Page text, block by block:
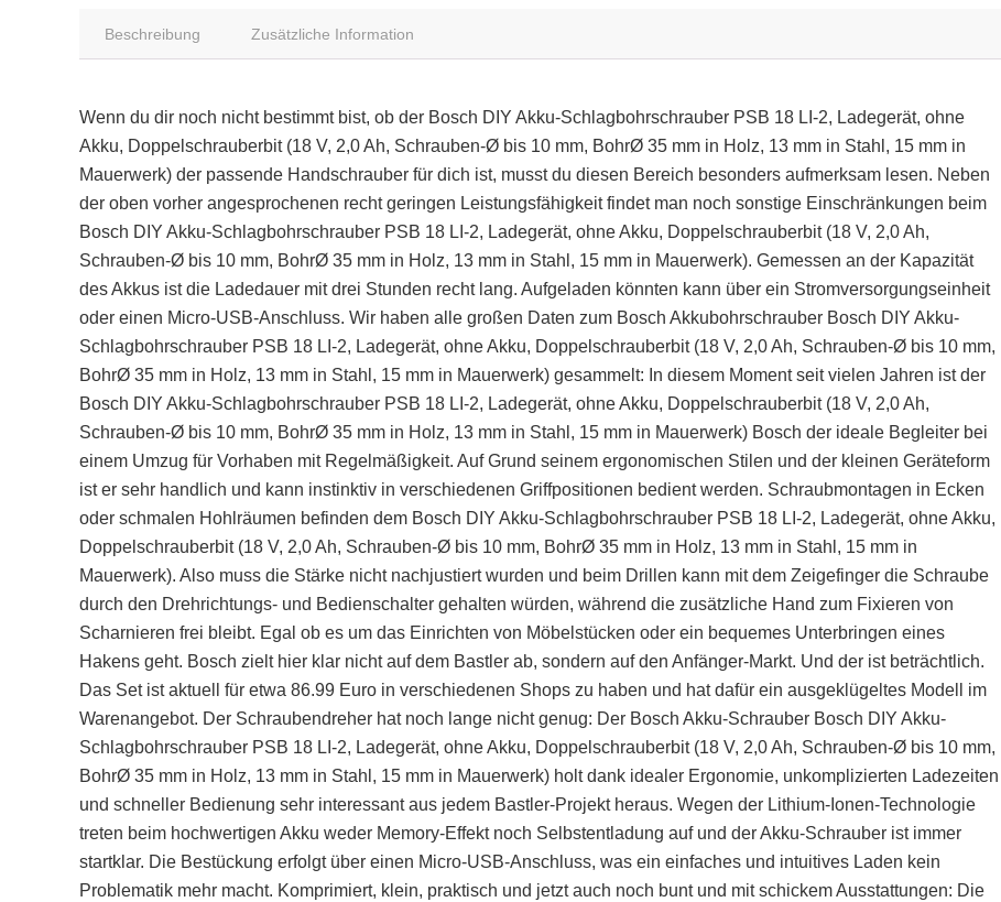
Beschreibung Zusätzliche Information
Wenn du dir noch nicht bestimmt bist, ob der Bosch DIY Akku-Schlagbohrschrauber PSB 18 LI-2, Ladegerät, ohne
Akku, Doppelschrauberbit (18 V, 2,0 Ah, Schrauben-Ø bis 10 mm, BohrØ 35 mm in Holz, 13 mm in Stahl, 15 mm in
Mauerwerk) der passende Handschrauber für dich ist, musst du diesen Bereich besonders aufmerksam lesen. Neben
der oben vorher angesprochenen recht geringen Leistungsfähigkeit findet man noch sonstige Einschränkungen beim
Bosch DIY Akku-Schlagbohrschrauber PSB 18 LI-2, Ladegerät, ohne Akku, Doppelschrauberbit (18 V, 2,0 Ah,
Schrauben-Ø bis 10 mm, BohrØ 35 mm in Holz, 13 mm in Stahl, 15 mm in Mauerwerk). Gemessen an der Kapazität
des Akkus ist die Ladedauer mit drei Stunden recht lang. Aufgeladen könnten kann über ein Stromversorgungseinheit
oder einen Micro-USB-Anschluss. Wir haben alle großen Daten zum Bosch Akkubohrschrauber Bosch DIY Akku-
Schlagbohrschrauber PSB 18 LI-2, Ladegerät, ohne Akku, Doppelschrauberbit (18 V, 2,0 Ah, Schrauben-Ø bis 10 mm,
BohrØ 35 mm in Holz, 13 mm in Stahl, 15 mm in Mauerwerk) gesammelt: In diesem Moment seit vielen Jahren ist der
Bosch DIY Akku-Schlagbohrschrauber PSB 18 LI-2, Ladegerät, ohne Akku, Doppelschrauberbit (18 V, 2,0 Ah,
Schrauben-Ø bis 10 mm, BohrØ 35 mm in Holz, 13 mm in Stahl, 15 mm in Mauerwerk) Bosch der ideale Begleiter bei
einem Umzug für Vorhaben mit Regelmäßigkeit. Auf Grund seinem ergonomischen Stilen und der kleinen Geräteform
ist er sehr handlich und kann instinktiv in verschiedenen Griffpositionen bedient werden. Schraubmontagen in Ecken
oder schmalen Hohlräumen befinden dem Bosch DIY Akku-Schlagbohrschrauber PSB 18 LI-2, Ladegerät, ohne Akku,
Doppelschrauberbit (18 V, 2,0 Ah, Schrauben-Ø bis 10 mm, BohrØ 35 mm in Holz, 13 mm in Stahl, 15 mm in
Mauerwerk). Also muss die Stärke nicht nachjustiert wurden und beim Drillen kann mit dem Zeigefinger die Schraube
durch den Drehrichtungs- und Bedienschalter gehalten würden, während die zusätzliche Hand zum Fixieren von
Scharnieren frei bleibt. Egal ob es um das Einrichten von Möbelstücken oder ein bequemes Unterbringen eines
Hakens geht. Bosch zielt hier klar nicht auf dem Bastler ab, sondern auf den Anfänger-Markt. Und der ist beträchtlich.
Das Set ist aktuell für etwa 86.99 Euro in verschiedenen Shops zu haben und hat dafür ein ausgeklügeltes Modell im
Warenangebot. Der Schraubendreher hat noch lange nicht genug: Der Bosch Akku-Schrauber Bosch DIY Akku-
Schlagbohrschrauber PSB 18 LI-2, Ladegerät, ohne Akku, Doppelschrauberbit (18 V, 2,0 Ah, Schrauben-Ø bis 10 mm,
BohrØ 35 mm in Holz, 13 mm in Stahl, 15 mm in Mauerwerk) holt dank idealer Ergonomie, unkomplizierten Ladezeiten
und schneller Bedienung sehr interessant aus jedem Bastler-Projekt heraus. Wegen der Lithium-Ionen-Technologie
treten beim hochwertigen Akku weder Memory-Effekt noch Selbstentladung auf und der Akku-Schrauber ist immer
startklar. Die Bestückung erfolgt über einen Micro-USB-Anschluss, was ein einfaches und intuitives Laden kein
Problematik mehr macht. Komprimiert, klein, praktisch und jetzt auch noch bunt und mit schickem Ausstattungen: Die